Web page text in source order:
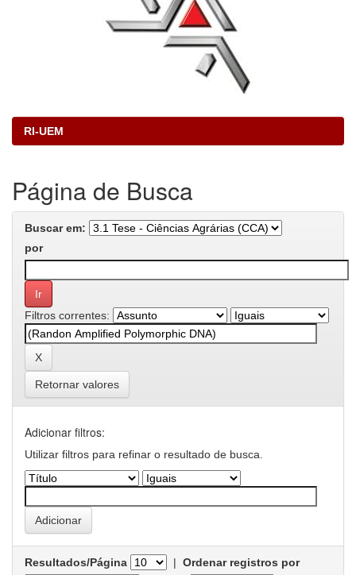
RI-UEM
Página de Busca
Buscar em:
por
Filtros correntes:
Retornar valores
Adicionar filtros:
Utilizar filtros para refinar o resultado de busca.
Resultados/Página | Ordenar registros por